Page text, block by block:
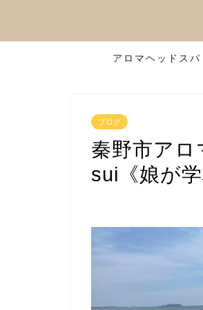
アロマヘッドスパ
ブログ
秦野市ア
sui《娘が